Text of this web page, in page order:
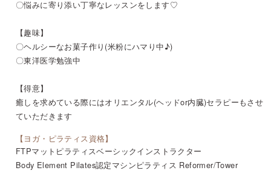
〇悩みに寄り添い丁寧なレッスンをします♡
【趣味】
〇ヘルシーなお菓子作り(米粉にハマり中♪)
〇東洋医学勉強中
【得意】
癒しを求めている際にはオリエンタル(ヘッドor内臓)セラピーもさせ
ていただきます
【ヨガ・ピラティス資格】
FTPマットピラティスベーシックインストラクター
Body Element Pilates認定マシンピラティス Reformer/Tower